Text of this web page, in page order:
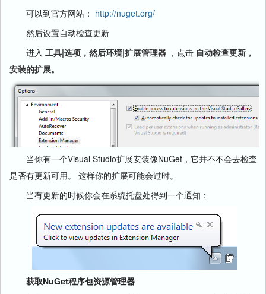
可以到官方网站： http://nuget.org/
然后设置自动检查更新
进入 工具|选项，然后环境|扩展管理器 ，点击 自动检查更新，
安装的扩展。
当你有一个Visual Studio扩展安装像NuGet，它并不不会去检查
是否有更新可用。 这样你的扩展可能会过时。
当有更新的时候你会在系统托盘处得到一个通知：
获取NuGet程序包资源管理器